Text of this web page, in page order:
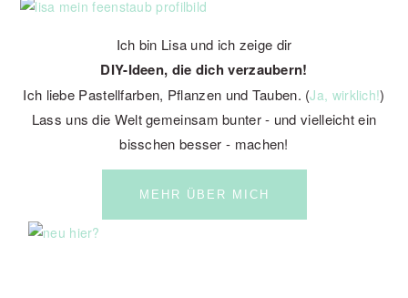
Ich bin Lisa und ich zeige dir
DIY-Ideen, die dich verzaubern!
Ich liebe Pastellfarben, Pflanzen und Tauben. (Ja, wirklich!)
Lass uns die Welt gemeinsam bunter - und vielleicht ein
bisschen besser - machen!
MEHR ÜBER MICH